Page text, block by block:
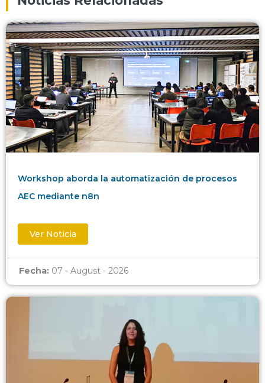
Workshop aborda la automatización de procesos
AEC mediante n8n
Ver Noticia
Fecha: 07 - August - 2026